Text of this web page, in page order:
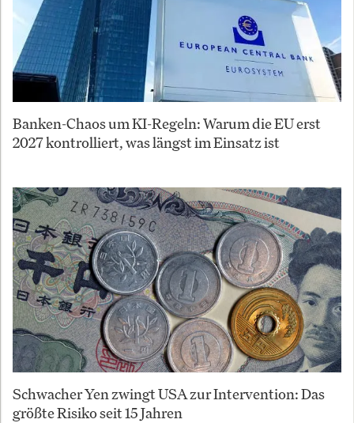
Banken-Chaos um KI-Regeln: Warum die EU erst
2027 kontrolliert, was längst im Einsatz ist
Schwacher Yen zwingt USA zur Intervention: Das
größte Risiko seit 15 Jahren